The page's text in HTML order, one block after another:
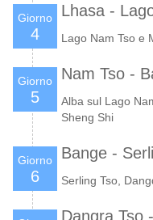
Giorno
4
Lhasa -
Lago Nam Tso e
Giorno
5
Nam Tso -
Alba sul Lago
Sheng Shi
Giorno
6
Bange -
Serling Tso,
Dangra Tso